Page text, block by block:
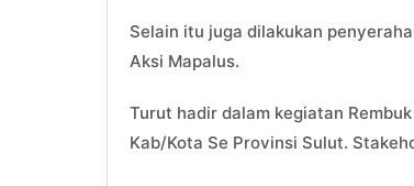
Selain itu juga dilakukan
Aksi Mapalus.
Turut hadir dalam kegiatan
Kab/Kota Se Provinsi Sulut.